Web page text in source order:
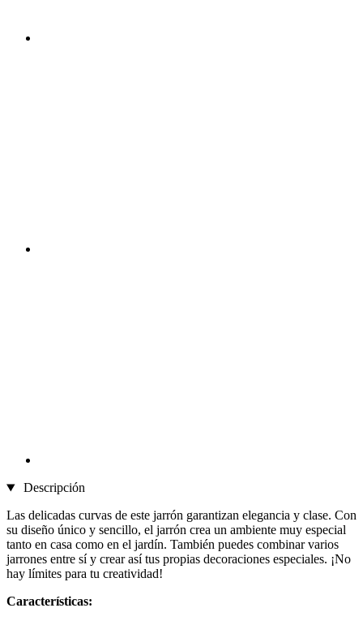
Descripción
Las delicadas curvas de este jarrón garantizan elegancia y clase. Con
su diseño único y sencillo, el jarrón crea un ambiente muy especial
tanto en casa como en el jardín. También puedes combinar varios
jarrones entre sí y crear así tus propias decoraciones especiales. ¡No
hay límites para tu creatividad!
Características: